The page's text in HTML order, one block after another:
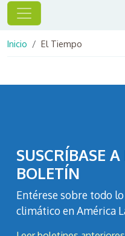
Ruta de
Inicio El Tiempo
SUSCRÍBASE
BOLETÍN
Entérese sobre todo
climático en América